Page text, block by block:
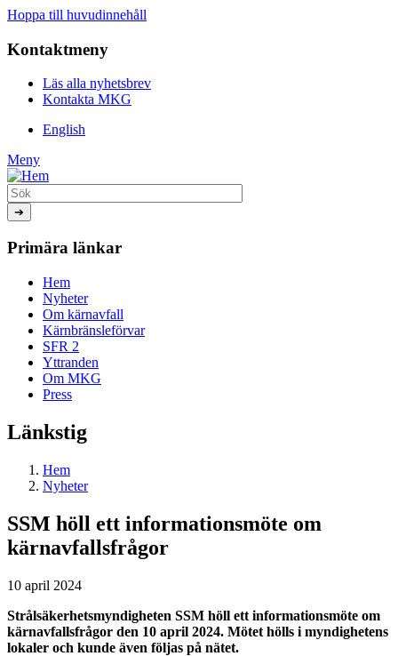
Hoppa till huvudinnehåll
Kontaktmeny
Läs alla nyhetsbrev
Kontakta MKG
English
Meny
Primära länkar
Hem
Nyheter
Om kärnavfall
Kärnbränsleförvar
SFR 2
Yttranden
Om MKG
Press
Länkstig
Hem
Nyheter
SSM höll ett informationsmöte om
kärnavfallsfrågor
10 april 2024
Strålsäkerhetsmyndigheten SSM höll ett informationsmöte om
kärnavfallsfrågor den 10 april 2024. Mötet hölls i myndighetens
lokaler och kunde även följas på nätet.